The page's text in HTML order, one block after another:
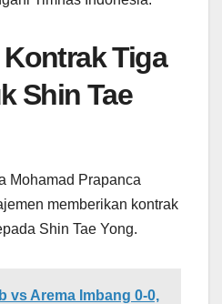
Tiga
Shin Tae
Mohamad Prapanca
memberikan kontrak
Shin Tae Yong.
vs Arema Imbang 0-0,